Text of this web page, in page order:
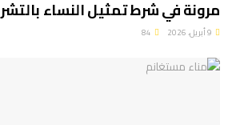
مرونة في شرط تمثيل النساء